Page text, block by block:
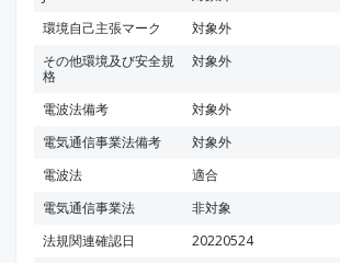
環境自己主張マーク
対象外
その他環境及び安全規
格
対象外
電波法備考
対象外
電気通信事業法備考
対象外
電波法
適合
電気通信事業法
非対象
法規関連確認日
20220524